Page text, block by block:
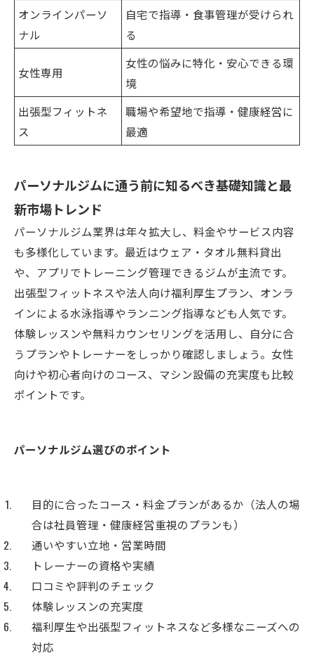
オンラインパーソ
ナル
自宅で指導・食事管理が受けられ
る
女性専用
女性の悩みに特化・安心できる環
境
出張型フィットネ
ス
職場や希望地で指導・健康経営に
最適
パーソナルジムに通う前に知るべき基礎知識と最
新市場トレンド
パーソナルジム業界は年々拡大し、料金やサービス内容
も多様化しています。最近はウェア・タオル無料貸出
や、アプリでトレーニング管理できるジムが主流です。
出張型フィットネスや法人向け福利厚生プラン、オンラ
インによる水泳指導やランニング指導なども人気です。
体験レッスンや無料カウンセリングを活用し、自分に合
うプランやトレーナーをしっかり確認しましょう。女性
向けや初心者向けのコース、マシン設備の充実度も比較
ポイントです。
パーソナルジム選びのポイント
目的に合ったコース・料金プランがあるか（法人の場
合は社員管理・健康経営重視のプランも）
通いやすい立地・営業時間
トレーナーの資格や実績
口コミや評判のチェック
体験レッスンの充実度
福利厚生や出張型フィットネスなど多様なニーズへの
対応